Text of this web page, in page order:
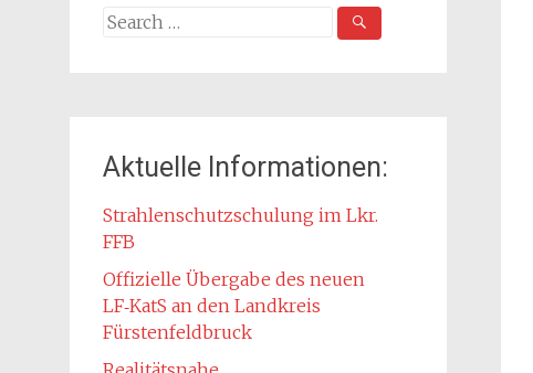
Search
Aktuelle Informationen:
Strahlenschutzschulung im Lkr.
FFB
Offizielle Übergabe des neuen
LF‑KatS an den Landkreis
Fürstenfeldbruck